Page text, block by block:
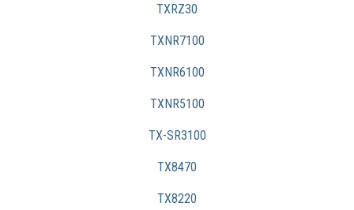
TXRZ30
TXNR7100
TXNR6100
TXNR5100
TX-SR3100
TX8470
TX8220